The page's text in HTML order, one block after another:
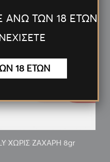
22.5W
ΧΩΡΙΣ ΖΑΧΑΡΗ 8gr
ΑΝΩ ΤΩΝ 18 ΕΤΩΝ
18 ΕΤΩΝ